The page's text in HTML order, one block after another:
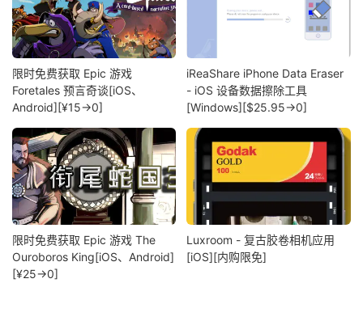
限时免费获取 Epic 游戏
Foretales 预言奇谈[iOS、
Android][¥15→0]
iReaShare iPhone Data Eraser
- iOS 设备数据擦除工具
[Windows][$25.95→0]
限时免费获取 Epic 游戏 The
Ouroboros King[iOS、Android]
[¥25→0]
Luxroom - 复古胶卷相机应用
[iOS][内购限免]